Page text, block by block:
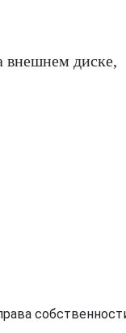
внешнем диске,